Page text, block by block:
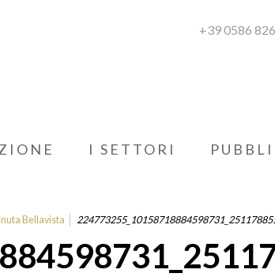
+39 0586
I SETTORI
Bellavista